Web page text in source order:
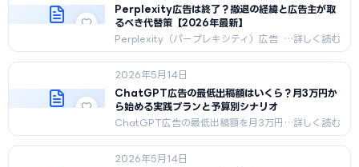
Perplexity/Google AIOとの比較を
2026年最新版で完全解説。
Perplexity広告は終了？撤退の経緯と広告主が取
るべき代替策【2026年最新】
Perplexity（パープレキシティ）広告
の撤退を2026年最新版で解説。2024
年11月に最速で広告導入した先駆者
が、信頼性懸念から2026年内に広告プ
ログラムを縮小/撤退する経緯、
CPM$50超・採用率0.5%未満だった
つ（Perplexity向け
分/全AI横断の二段構え）を提示。
2026年5月14日
ChatGPT広告の最低出稿額はいくら？月3万円か
ら始める実践プランと予算別シナリオ
ChatGPT広告の最低出稿額を月3万円
のパイロットから月500万円の大規模
運用まで4階層で解説。業種別の最低検
証額・3ステップ算出式・12ヶ月ロー
2026年5月14日